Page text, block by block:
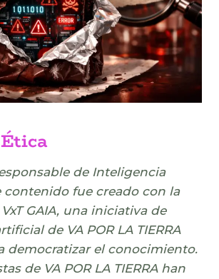
de Inteligencia
contenido fue creado con la
GAIA, una iniciativa de
de VA POR LA TIERRA
democratizar el conocimiento.
de VA POR LA TIERRA han